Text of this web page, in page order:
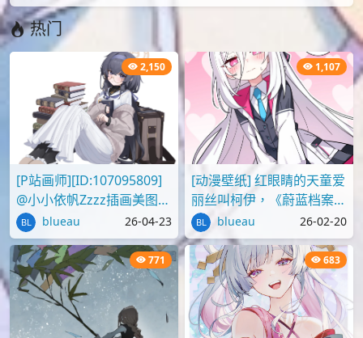
投稿 2154 篇 评论 0 节操 7996
热门
2,150
[P站画师][ID:107095809]
@小小依帆Zzzz插画美图作
品推荐blueau 26-04-23
1,107
[动漫壁纸] 红眼睛的天童爱
丽丝叫柯伊，《蔚蓝档案》
壁纸图片分享
blueau 26-02-20
771 683